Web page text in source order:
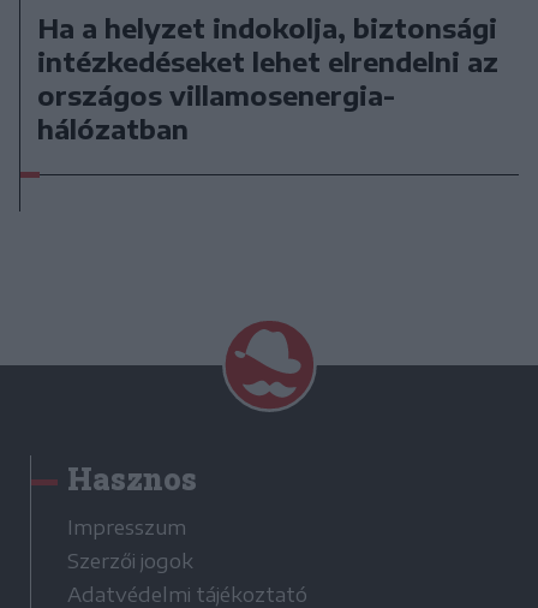
Ha a helyzet indokolja, biztonsági
intézkedéseket lehet elrendelni az
országos villamosenergia-
hálózatban
Hasznos
Impresszum
Szerzői jogok
Adatvédelmi tájékoztató